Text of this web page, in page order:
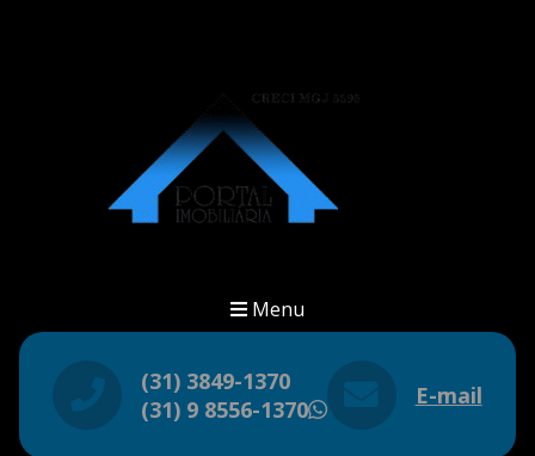
Menu
(31) 3849-1370
(31) 9 8556-1370
WhatsApp
E-mail